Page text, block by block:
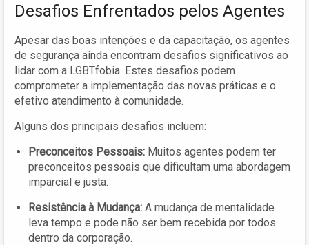
Desafios Enfrentados pelos Agentes
Apesar das boas intenções e da capacitação, os agentes
de segurança ainda encontram desafios significativos ao
lidar com a LGBTfobia. Estes desafios podem
comprometer a implementação das novas práticas e o
efetivo atendimento à comunidade.
Alguns dos principais desafios incluem:
Preconceitos Pessoais: Muitos agentes podem ter
preconceitos pessoais que dificultam uma abordagem
imparcial e justa.
Resistência à Mudança: A mudança de mentalidade
leva tempo e pode não ser bem recebida por todos
dentro da corporação.